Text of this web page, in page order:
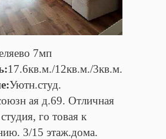
7мп
17.6кв.м./12кв.м./3кв.м.
Уютн.студ.
ая д.69. Отличная
го товая к
3/15 этаж.дома.